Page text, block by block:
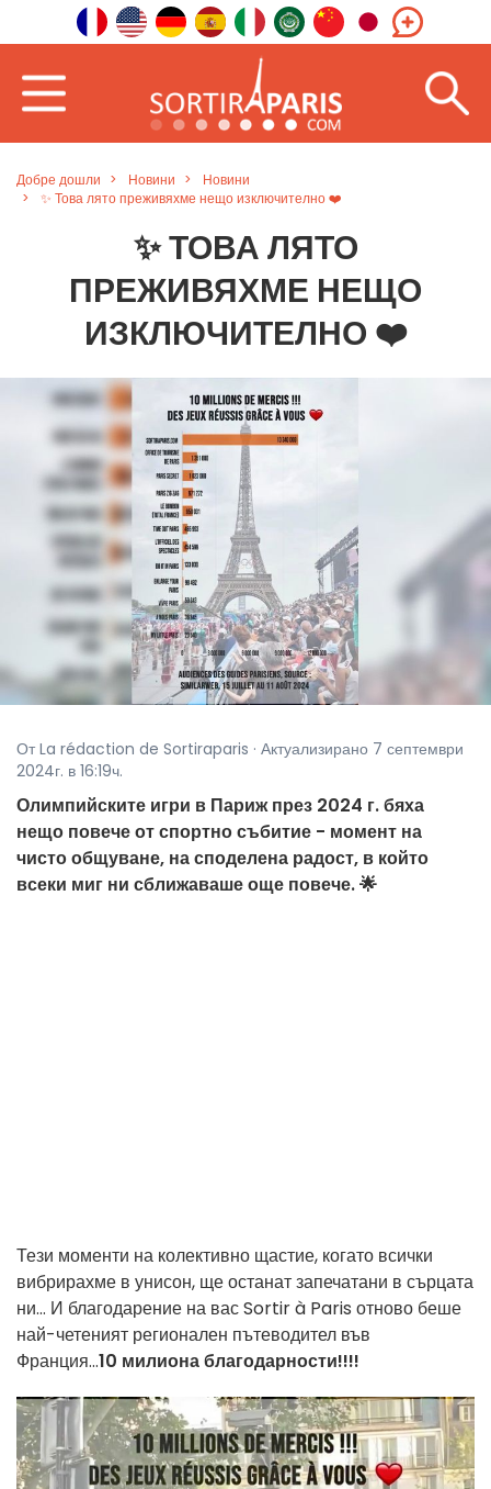
Добре дошли Новини
Новини
✨ Това лято преживяхме нещо изключително ❤️
✨ ТОВА ЛЯТО
ПРЕЖИВЯХМЕ НЕЩО
ИЗКЛЮЧИТЕЛНО ❤️
От La rédaction de Sortiraparis · Актуализирано 7 септември
2024г. в 16:19ч.
Олимпийските игри в Париж през 2024 г. бяха
нещо повече от спортно събитие - момент на
чисто общуване, на споделена радост, в който
всеки миг ни сближаваше още повече. 🌟
Тези моменти на колективно щастие, когато всички
вибрирахме в унисон, ще останат запечатани в сърцата
ни... И благодарение на вас Sortir à Paris отново беше
най-четеният регионален пътеводител във
Франция...10 милиона благодарности!!!!